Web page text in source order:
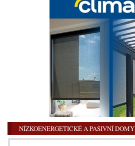
NÍZKOENERGETICKÉ A PASIVNÍ DOMY